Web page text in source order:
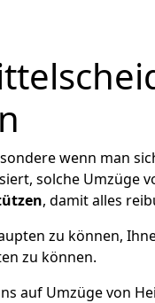
wenn man
solche Umzüge
, damit alles
zu können,
zu können.
auf Umzüge von